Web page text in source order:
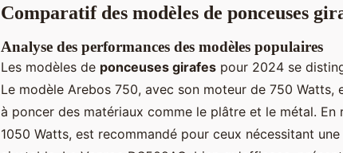
Comparatif des modèles de ponceuses
Analyse des performances des modèles populaires
Les modèles de ponceuses girafes pour 2024 se
Le modèle Arebos 750, avec son moteur de 750 Watts,
à poncer des matériaux comme le plâtre et le métal. En
1050 Watts, est recommandé pour ceux nécessitant